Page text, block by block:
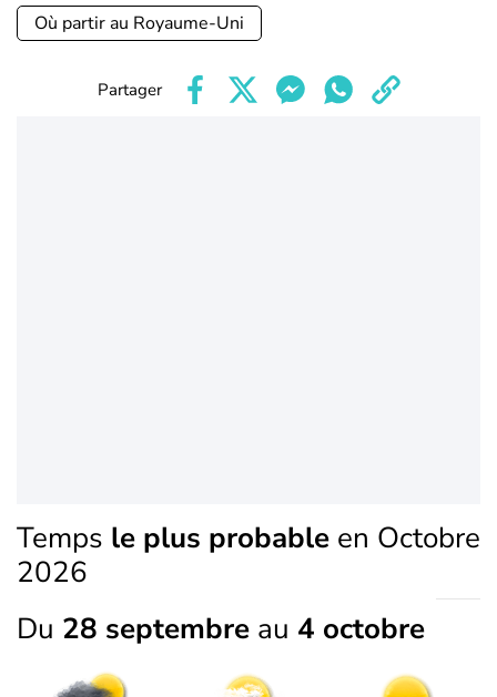
Où partir au Royaume-Uni
Partager
Temps le plus probable en Octobre
2026
Du 28 septembre au 4 octobre